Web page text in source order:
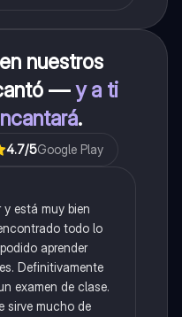
nuestros
—y a ti
.
4.7/5Google Play
está muy bien
todo lo
aprender
Definitivamente
examen de clase.
sirve mucho de